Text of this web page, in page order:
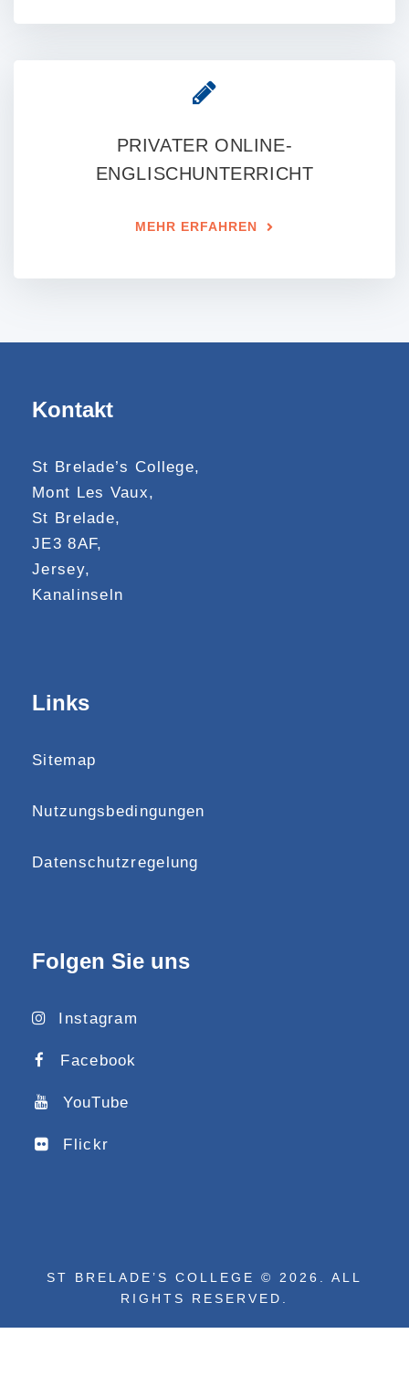
PRIVATER ONLINE-
ENGLISCHUNTERRICHT
MEHR ERFAHREN
Kontakt
St Brelade’s College,
Mont Les Vaux,
St Brelade,
JE3 8AF,
Jersey,
Kanalinseln
Links
Sitemap
Nutzungsbedingungen
Datenschutzregelung
Folgen Sie uns
Instagram
Facebook
YouTube
Flickr
ST BRELADE’S COLLEGE © 2026. ALL
RIGHTS RESERVED.